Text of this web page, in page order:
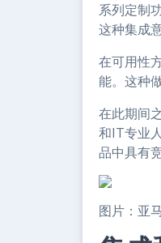
系列定制
这种集成
在可用性
能。这种
在此期间
和IT专业
品中具有
图片：亚